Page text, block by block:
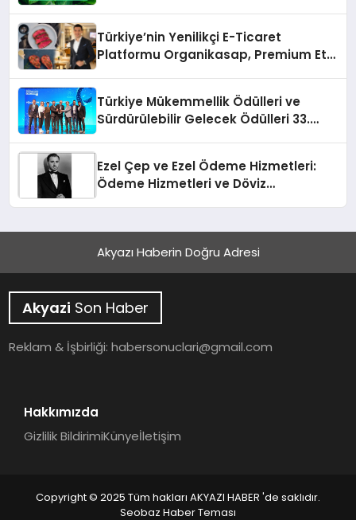
Türkiye’nin Yenilikçi E-Ticaret
Platformu Organikasap, Premium Et
Türkiye Mükemmellik Ödülleri ve
Sürdürülebilir Gelecek Ödülleri 33.
Ezel Çep ve Ezel Ödeme Hizmetleri:
Ödeme Hizmetleri ve Döviz
Akyazı Haberin Doğru Adresi
Akyazi Son Haber
Reklam & İşbirliği:habersonuclari@gmail.com
Hakkımızda
Gizlilik BildirimiKünyeİletişim
Copyright © 2025 Tüm hakları AKYAZI HABER 'de saklıdır.
Seobaz Haber Teması